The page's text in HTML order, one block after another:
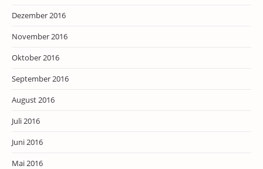
Dezember 2016
November 2016
Oktober 2016
September 2016
August 2016
Juli 2016
Juni 2016
Mai 2016